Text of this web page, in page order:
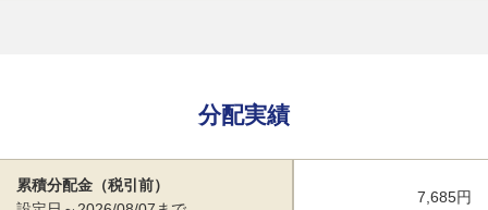
分配実績
累積分配金（税引前）
7,685円